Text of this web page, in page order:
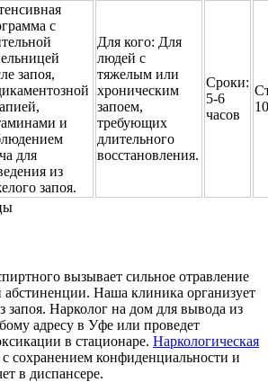
с
запоя,
и
для
из
запоя.
Для кого: Для
людей с
тяжелым или
хроническим
запоем,
требующих
длительного
восстановления.
Сроки:
5-6
часов
вызывает сильное отравление
абстиненции. Наша клиника организует
запоя. Нарколог на дом для вывода из
адресу в Уфе или проведет
в стационаре. Наркологическая
с сохранением конфиденциальности и
в диспансере.